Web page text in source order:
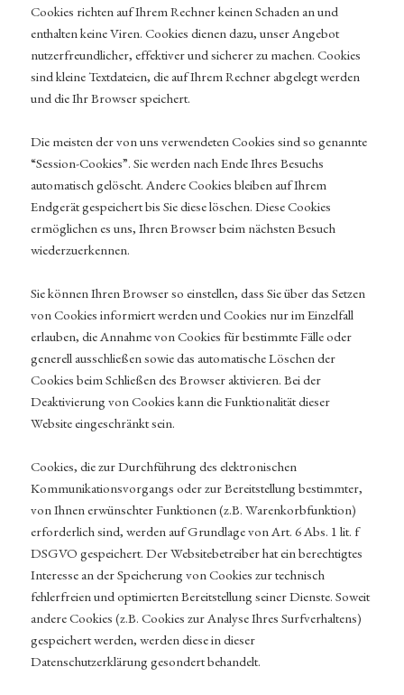
Cookies richten auf Ihrem Rechner keinen Schaden an und
enthalten keine Viren. Cookies dienen dazu, unser Angebot
nutzerfreundlicher, effektiver und sicherer zu machen. Cookies
sind kleine Textdateien, die auf Ihrem Rechner abgelegt werden
und die Ihr Browser speichert.
Die meisten der von uns verwendeten Cookies sind so genannte
“Session-Cookies”. Sie werden nach Ende Ihres Besuchs
automatisch gelöscht. Andere Cookies bleiben auf Ihrem
Endgerät gespeichert bis Sie diese löschen. Diese Cookies
ermöglichen es uns, Ihren Browser beim nächsten Besuch
wiederzuerkennen.
Sie können Ihren Browser so einstellen, dass Sie über das Setzen
von Cookies informiert werden und Cookies nur im Einzelfall
erlauben, die Annahme von Cookies für bestimmte Fälle oder
generell ausschließen sowie das automatische Löschen der
Cookies beim Schließen des Browser aktivieren. Bei der
Deaktivierung von Cookies kann die Funktionalität dieser
Website eingeschränkt sein.
Cookies, die zur Durchführung des elektronischen
Kommunikationsvorgangs oder zur Bereitstellung bestimmter,
von Ihnen erwünschter Funktionen (z.B. Warenkorbfunktion)
erforderlich sind, werden auf Grundlage von Art. 6 Abs. 1 lit. f
DSGVO gespeichert. Der Websitebetreiber hat ein berechtigtes
Interesse an der Speicherung von Cookies zur technisch
fehlerfreien und optimierten Bereitstellung seiner Dienste. Soweit
andere Cookies (z.B. Cookies zur Analyse Ihres Surfverhaltens)
gespeichert werden, werden diese in dieser
Datenschutzerklärung gesondert behandelt.